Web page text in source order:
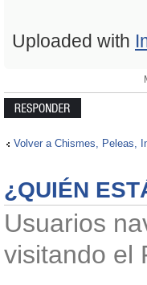
Uploaded with
Publicar una
respuesta
Volver a Chismes, Peleas,
¿QUIÉN
Usuarios
visitando el